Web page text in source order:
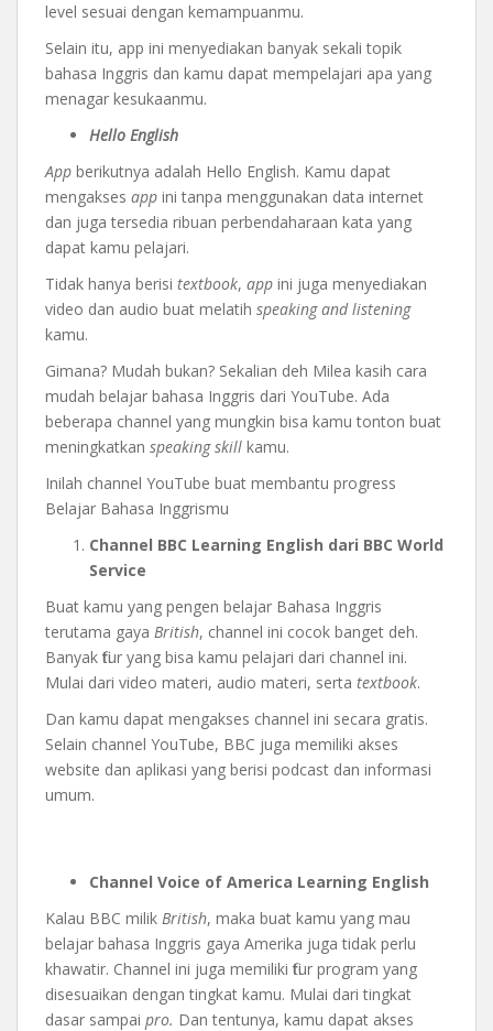
level sesuai dengan kemampuanmu.
Selain itu, app ini menyediakan banyak sekali topik
bahasa Inggris dan kamu dapat mempelajari apa yang
menagar kesukaanmu.
Hello English
App berikutnya adalah Hello English. Kamu dapat
mengakses app ini tanpa menggunakan data internet
dan juga tersedia ribuan perbendaharaan kata yang
dapat kamu pelajari.
Tidak hanya berisi textbook, app ini juga menyediakan
video dan audio buat melatih speaking and listening
kamu.
Gimana? Mudah bukan? Sekalian deh Milea kasih cara
mudah belajar bahasa Inggris dari YouTube. Ada
beberapa channel yang mungkin bisa kamu tonton buat
meningkatkan speaking skill kamu.
Inilah channel YouTube buat membantu progress
Belajar Bahasa Inggrismu
Channel BBC Learning English dari BBC World
Service
Buat kamu yang pengen belajar Bahasa Inggris
terutama gaya British, channel ini cocok banget deh.
Banyak fitur yang bisa kamu pelajari dari channel ini.
Mulai dari video materi, audio materi, serta textbook.
Dan kamu dapat mengakses channel ini secara gratis.
Selain channel YouTube, BBC juga memiliki akses
website dan aplikasi yang berisi podcast dan informasi
umum.
Channel Voice of America Learning English
Kalau BBC milik British, maka buat kamu yang mau
belajar bahasa Inggris gaya Amerika juga tidak perlu
khawatir. Channel ini juga memiliki fitur program yang
disesuaikan dengan tingkat kamu. Mulai dari tingkat
dasar sampai pro. Dan tentunya, kamu dapat akses